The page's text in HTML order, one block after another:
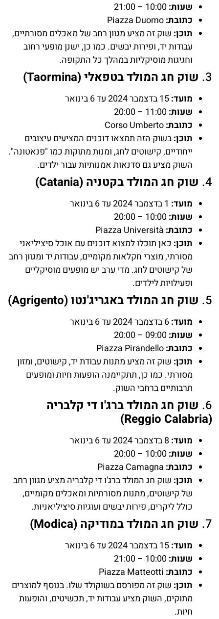
שעות:10:00 – 21:00
כתובת:Piazza Duomo
תוכן: שוק זה מציע מגוון רחב של מאכלים מסורתיים,
עבודות יד, ופירות יבשים. כמו כן, ישנן מופעי רחוב
וחגיגות מוסיקליות במהלך כל התקופה.
3. שוק חג המולד בטפאלי (Taormina)
מועד:15 בדצמבר 2024 עד 6 בינואר
שעות:11:00 – 20:00
כתובת:Corso Umberto
תוכן:בשוק הזה תמצאו דוכנים המציעים עיצובים
ייחודיים, קישוטים לחג, ומנות מתוקות כמו "פנאטונה".
השוק מציע גם סדנאות אמנותיות עבור ילדים.
4. שוק חג המולד בקטניה (Catania)
מועד:
שעות:10:00 – 20:00
כתובת:
תוכן: כאן תוכלו למצוא דוכנים עם אוכל סיציליאני
מסורתי, מוצרי חקלאות מקומיים, עבודות יד ומגוון רחב
של קישוטים לחג. מדי ערב יש מופעים מוסיקליים
ופעילויות לילדים.
5. שוק חג המולד באגריג'נטו (Agrigento)
מועד:6 בדצמבר 2024 עד 6 בינואר
שעות:09:00 – 20:00
כתובת:Piazza Pirandello
תוכן: שוק זה מציע מתנות עבודת יד, קישוטים, ומזון
מסורתי. כמו כן, תתקיימנה הופעות חיות ומופעים
תרבותיים ברחבי השוק.
6. שוק חג המולד ברג'ו די קלבריה
(Reggio Calabria)
מועד:
שעות:10:00 – 20:00
כתובת:
תוכן: שוק חג המולד ברג'ו די קלבריה מציע מגוון רחב
של קישוטים, מתנות מסורתיות ומאכלים מקומיים,
כולל ליקרים, פירות יבשים ועוגיות סיציליאניות.
7. שוק חג המולד במודיקה (Modica)
מועד:15 בדצמבר 2024 עד 6 בינואר
שעות:10:00 – 21:00
כתובת:
תוכן: שוק זה מפורסם בשוקולד שלו. בנוסף למוצרים
מתוקים, השוק מציע עבודות יד, תכשיטים, והופעות
חיות.